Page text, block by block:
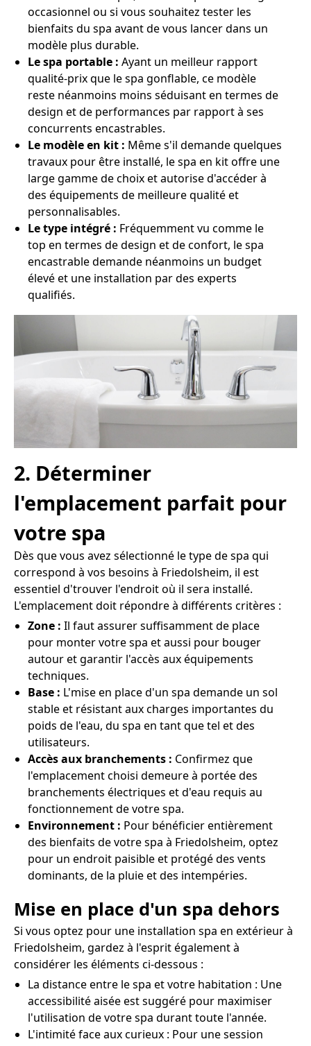
occasionnel ou si vous souhaitez tester les
bienfaits du spa avant de vous lancer dans un
modèle plus durable.
Le spa portable : Ayant un meilleur rapport
qualité-prix que le spa gonflable, ce modèle
reste néanmoins moins séduisant en termes de
design et de performances par rapport à ses
concurrents encastrables.
Le modèle en kit : Même s'il demande quelques
travaux pour être installé, le spa en kit offre une
large gamme de choix et autorise d'accéder à
des équipements de meilleure qualité et
personnalisables.
Le type intégré : Fréquemment vu comme le
top en termes de design et de confort, le spa
encastrable demande néanmoins un budget
élevé et une installation par des experts
qualifiés.
2. Déterminer
l'emplacement parfait pour
votre spa
Dès que vous avez sélectionné le type de spa qui
correspond à vos besoins à Friedolsheim, il est
essentiel d'trouver l'endroit où il sera installé.
L'emplacement doit répondre à différents critères :
Zone : Il faut assurer suffisamment de place
pour monter votre spa et aussi pour bouger
autour et garantir l'accès aux équipements
techniques.
Base : L'mise en place d'un spa demande un sol
stable et résistant aux charges importantes du
poids de l'eau, du spa en tant que tel et des
utilisateurs.
Accès aux branchements : Confirmez que
l'emplacement choisi demeure à portée des
branchements électriques et d'eau requis au
fonctionnement de votre spa.
Environnement : Pour bénéficier entièrement
des bienfaits de votre spa à Friedolsheim, optez
pour un endroit paisible et protégé des vents
dominants, de la pluie et des intempéries.
Mise en place d'un spa dehors
Si vous optez pour une installation spa en extérieur à
Friedolsheim, gardez à l'esprit également à
considérer les éléments ci-dessous :
La distance entre le spa et votre habitation : Une
accessibilité aisée est suggéré pour maximiser
l'utilisation de votre spa durant toute l'année.
L'intimité face aux curieux : Pour une session